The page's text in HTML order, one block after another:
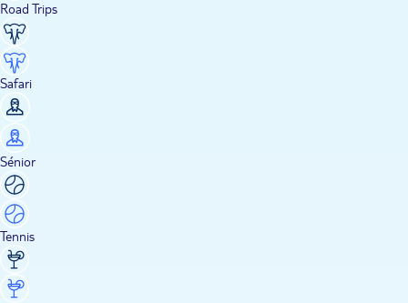
Road Trips
Safari
Sénior
Tennis